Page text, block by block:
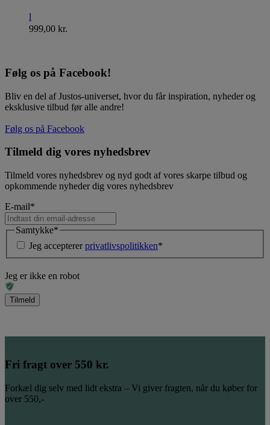
l
999,00 kr.
Følg os på Facebook!
Bliv en del af Justos-universet, hvor du får inspiration, nyheder og
eksklusive tilbud før alle andre!
Følg os på Facebook
Tilmeld dig vores nyhedsbrev
Tilmeld vores nyhedsbrev og nyd godt af vores skarpe tilbud og
opkommende nyheder dig vores nyhedsbrev
E-mail*
Samtykke*
Jeg accepterer privatlivspolitikken*
Jeg er ikke en robot
Fri fragt over 550 kr.
Forkæl dig selv med lidt ekstra – Vi giver fragten, når du køber for
over 550,-